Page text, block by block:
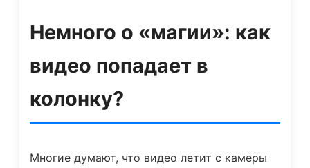
Немного о «магии»: как
видео попадает в
колонку?
Многие думают, что видео летит с камеры